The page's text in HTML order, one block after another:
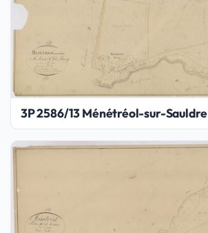
3P 2586/13 Ménétréol-sur-Sauldre